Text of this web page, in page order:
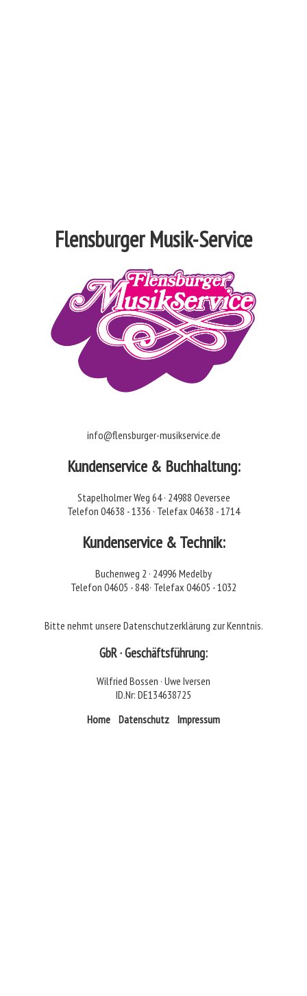
Flensburger Musik-Service
info@flensburger-musikservice.de
Kundenservice & Buchhaltung:
Stapelholmer Weg 64 · 24988 Oeversee
Telefon 04638 - 1336 · Telefax 04638 - 1714
Kundenservice & Technik:
Buchenweg 2 · 24996 Medelby
Telefon 04605 - 848· Telefax 04605 - 1032
Bitte nehmt unsere Datenschutzerklärung zur Kenntnis.
GbR · Geschäftsführung:
Wilfried Bossen · Uwe Iversen
ID.Nr: DE134638725
Home Datenschutz Impressum